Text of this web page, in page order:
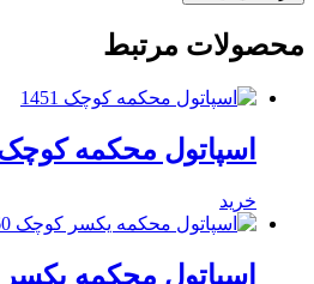
محصولات مرتبط
اسپاتول محکمه کوچک
خرید
اسپاتول محکمه یکسر